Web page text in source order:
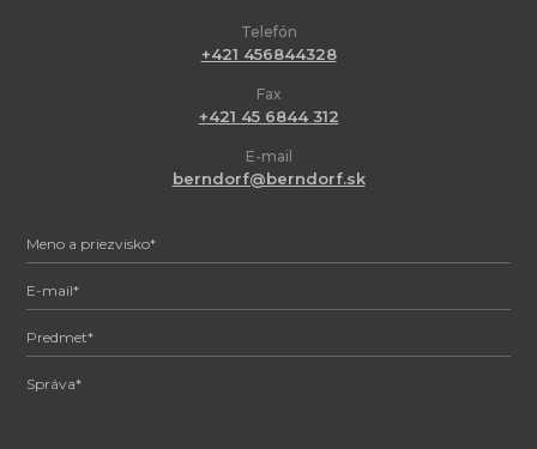
Telefón
+421 456844328
Fax
+421 45 6844 312
E-mail
berndorf@berndorf.sk